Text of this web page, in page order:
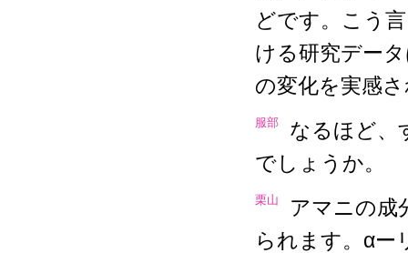
どです。こう
ける研究デー
の変化を実感
服部
なるほど、
でしょうか。
栗山
アマニの成
られます。αー